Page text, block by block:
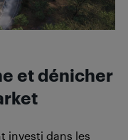
et dénicher
investi dans les